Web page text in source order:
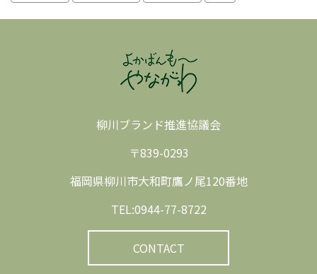
柳川ブランド推進協議会
〒839-0293
福岡県柳川市大和町鷹ノ尾120番地
TEL:0944-77-8722
CONTACT